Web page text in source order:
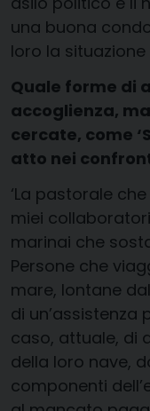
una buona
loro la
Quale forme di
accoglienza,
cercate, come
atto nei
‘La pastorale
miei
marinai che
Persone che
mare, lontane
di un’assistenza
caso, attuale, di
della loro nave,
componenti